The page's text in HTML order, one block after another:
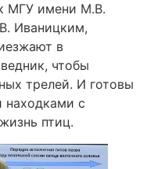
МГУ имени М.В.
Иваницким,
в
чтобы
трелей. И готовы
находками с
птиц.